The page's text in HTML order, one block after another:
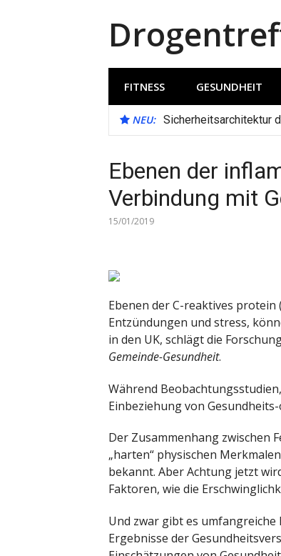
FITNESS GESUNDHEIT
NEU: Sicherheitsarchitektur
Ebenen der
Verbindung mit
15/01/2019
Ebenen der C-reaktives protein
Entzündungen und stress,
in den UK, schlägt die
Gemeinde-Gesundheit.
Während
Einbeziehung von
Der Zusammenhang zwischen
„harten“ physischen
bekannt. Aber Achtung jetzt
Faktoren, wie die
Und zwar gibt es umfangreiche
Ergebnisse der